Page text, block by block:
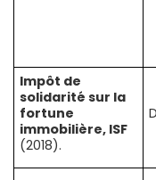
Impôt de
solidarité sur la
fortune
immobilière, ISF
(2018).